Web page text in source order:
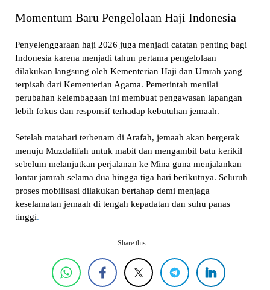
Momentum Baru Pengelolaan Haji Indonesia
Penyelenggaraan haji 2026 juga menjadi catatan penting bagi
Indonesia karena menjadi tahun pertama pengelolaan
dilakukan langsung oleh Kementerian Haji dan Umrah yang
terpisah dari Kementerian Agama. Pemerintah menilai
perubahan kelembagaan ini membuat pengawasan lapangan
lebih fokus dan responsif terhadap kebutuhan jemaah.
Setelah matahari terbenam di Arafah, jemaah akan bergerak
menuju Muzdalifah untuk mabit dan mengambil batu kerikil
sebelum melanjutkan perjalanan ke Mina guna menjalankan
lontar jamrah selama dua hingga tiga hari berikutnya. Seluruh
proses mobilisasi dilakukan bertahap demi menjaga
keselamatan jemaah di tengah kepadatan dan suhu panas
tinggi.
Share this…